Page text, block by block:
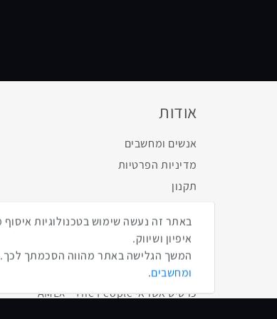
אודות
אנשים ומחשבים
מדיניות הפרטיות
תקנון
About Us
פורטל החדשות
DailyMaily
כרטיס אשראי AMEX - The People
איפיון ושיווק.
המשך הגלישה באתר מהווה הסכמתך
ומחשבים.